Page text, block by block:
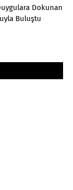
Dokunan
Buluştu